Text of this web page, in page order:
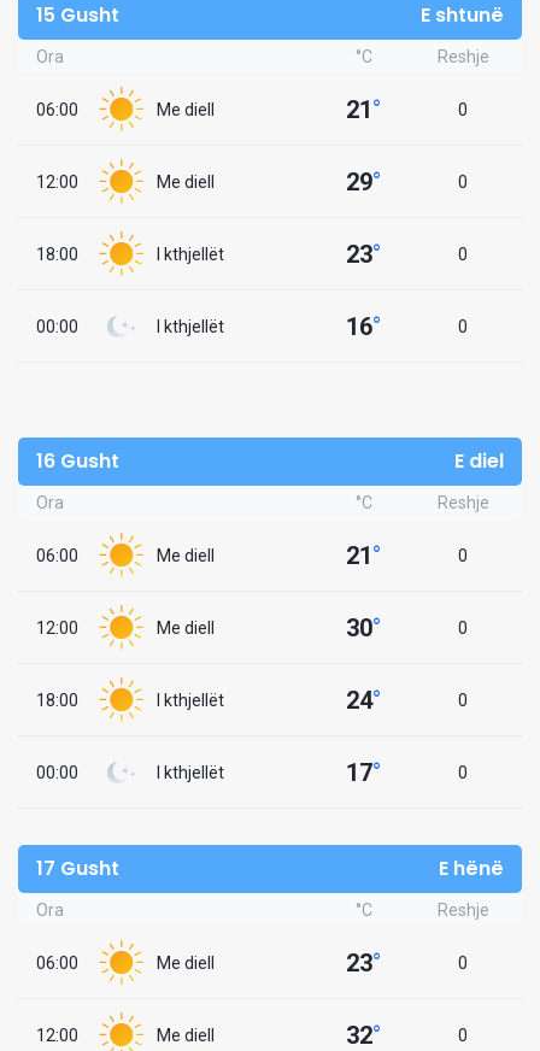
15 Gusht E shtunë
Ora °C Reshje
06:00 Me diell 21° 0
12:00 Me diell 29° 0
18:00 I kthjellët 23° 0
00:00 I kthjellët 16° 0
16 Gusht E diel
Ora °C Reshje
06:00 Me diell 21° 0
12:00 Me diell 30° 0
18:00 I kthjellët 24° 0
00:00 I kthjellët 17° 0
17 Gusht E hënë
Ora °C Reshje
06:00 Me diell 23° 0
12:00 Me diell 32° 0